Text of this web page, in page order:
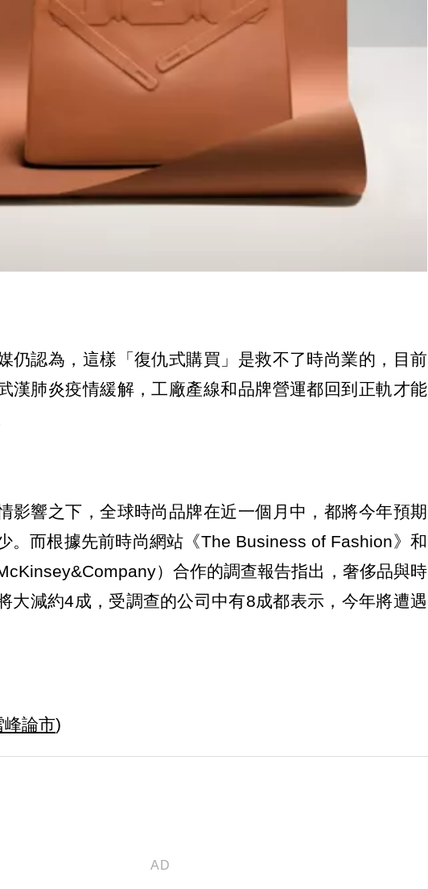
仍認為，這樣「復仇式購買」是救不了時尚業的，目前
漢肺炎疫情緩解，工廠產線和品牌營運都回到正軌才能
影響之下，全球時尚品牌在近一個月中，都將今年預期
。而根據先前時尚網站《The Business of Fashion》和
）合作的調查報告指出，奢侈品與時
大減約4成，受調查的公司中有8成都表示，今年將遭遇
峰論市)